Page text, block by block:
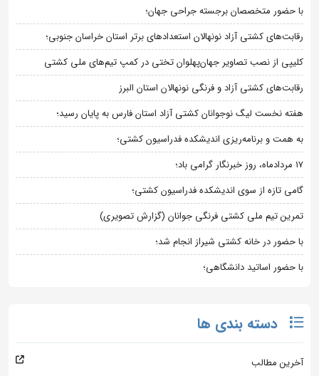
با حضور متخصصان برجسته جراحی جهان؛
رقابت‌های کشتی آزاد نونهالان استعدادهای برتر استان خراسان جنوبی؛
کلیپی از نصب تصاویر جهان‌پهلوان تختی در کمپ تیم‌های ملی کشتی
رقابت‌های کشتی آزاد و فرنگی نونهالان استان البرز
هفته نخست لیگ نوجوانان کشتی آزاد استان فارس به پایان رسید؛
به همت و برنامه‌ریزی اندیشکده فدراسیون کشتی؛
۱۷ مردادماه، روز خبرنگار گرامی باد؛
گامی تازه از سوی اندیشکده فدراسیون کشتی؛
تمرین تیم ملی کشتی فرنگی جوانان (گزارش تصویری)
با حضور در خانه کشتی شیراز انجام شد؛
با حضور اساتید دانشگاهی؛
دسته بندی ها
آخرین مطالب